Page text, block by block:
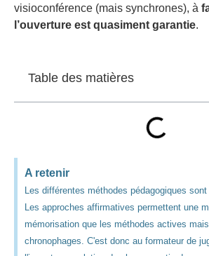
visioconférence (mais synchrones), à
l’ouverture est quasiment garantie.
Table des matières
A retenir
Les différentes méthodes pédagogiques
Les approches affirmatives permettent une
mémorisation que les méthodes actives
chronophages. C'est donc au formateur de